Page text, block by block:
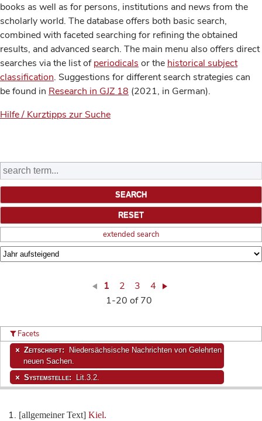
books as well as for persons, institutions and news from the
scholarly world. The database offers both basic search,
combined with faceted searching for refining the obtained
results, and advanced search. The main menu also offers direct
searches via the list ofperiodicals or the historical subject
classification. Suggestions for different search strategies can
be found in Research in GJZ 18 (2021, in German).
Hilfe / Kurztipps zur Suche
extended search
1 2 3
4
1-20 of 70
[allgemeiner Text] Kiel.
Facets
Zeitschrift:
Niedersächsische Nachrichten von Gelehrten
neuen Sachen.
Systemstelle: Lit.3.2.